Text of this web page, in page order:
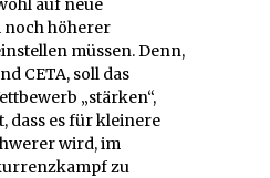
auf neue
höherer
müssen. Denn,
CETA, soll das
„stärken“,
dass es für kleinere
wird, im
zu